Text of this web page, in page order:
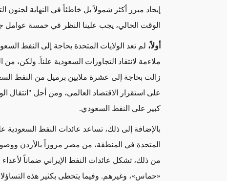
إيجاد مبرر أكثر شمولاً بل خاطئاً في النهاية لجنون
الوقت الحالي، يجب علينا النظر في خمسة عوامل
أولاً، لم تعد الولايات المتحدة بحاجة إلى النفط
ملاءمة لانتقاد التجاوزات السعودية علناً. ولكن،
زالت بحاجة إلى عشرة ملايين برميل من النفط
على استقرار الاقتصاد العالمي، ومن أجل "انتقال
كبير على النفط السعودي.
بالإضافة إلى ذلك، تساعد عائدات النفط السعودية
المتحدة في المنطقة، من مصر مروراً بالأردن
من ذلك، تشكل عائدات النفط الإيراني ضماناً
«حماس»، وغيرهم. وفيما يتخطى بكثير هذه